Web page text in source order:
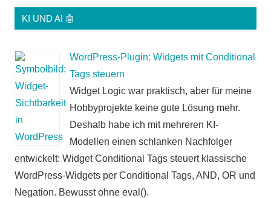
KI UND AI 🤖
WordPress-Plugin: Widgets mit Conditional
Tags steuern
Widget Logic war praktisch, aber für meine
Hobbyprojekte keine gute Lösung mehr.
Deshalb habe ich mit mehreren KI-
Modellen einen schlanken Nachfolger
entwickelt: Widget Conditional Tags steuert klassische
WordPress-Widgets per Conditional Tags, AND, OR und
Negation. Bewusst ohne eval().